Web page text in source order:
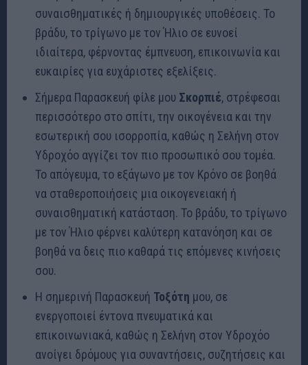
συναισθηματικές ή δημιουργικές υποθέσεις. Το
βράδυ, το τρίγωνο με τον Ήλιο σε ευνοεί
ιδιαίτερα, φέρνοντας έμπνευση, επικοινωνία και
ευκαιρίες για ευχάριστες εξελίξεις.
Σήμερα Παρασκευή φίλε μου Σκορπιέ, στρέφεσαι
περισσότερο στο σπίτι, την οικογένεια και την
εσωτερική σου ισορροπία, καθώς η Σελήνη στον
Υδροχόο αγγίζει τον πιο προσωπικό σου τομέα.
Το απόγευμα, το εξάγωνο με τον Κρόνο σε βοηθά
να σταθεροποιήσεις μια οικογενειακή ή
συναισθηματική κατάσταση. Το βράδυ, το τρίγωνο
με τον Ήλιο φέρνει καλύτερη κατανόηση και σε
βοηθά να δεις πιο καθαρά τις επόμενες κινήσεις
σου.
Η σημερινή Παρασκευή Τοξότη μου, σε
ενεργοποιεί έντονα πνευματικά και
επικοινωνιακά, καθώς η Σελήνη στον Υδροχόο
ανοίγει δρόμους για συναντήσεις, συζητήσεις και